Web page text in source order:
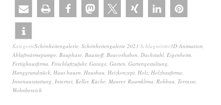
KategorieSchönheitengalerie Schönheitengalerie 2023 Schlagwörter3D-Animation
Abluftwärmepumpe Bauphase Baustoff, Bauvorhaben Dachstuhl Eigenheim
Fertighausfirma Frischluftzufuhr, Garage Garten Gartengestaltung
Hanggrundstück Haus bauen Hausbau Heizkonzept Holz Holzbaufirma
Innenausstattung Internet Keller, Küche Maurer, Raumklima Rohbau Terrasse
Wohnbereich